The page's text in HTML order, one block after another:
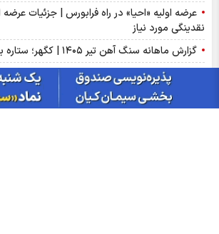
عرضه اولیه «احیا» در راه فرابورس | جزئیات عرضه
نقدینگی مورد نیاز
گزارش ماهانه سنگ آهن تیر ۱۴۰۵ | کگهر؛ ستاره بی‌رقیب صنعت
تصویب صورت‌های مالی این نماد‌ها